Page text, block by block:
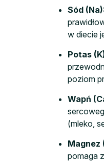
Sód
w diecie
Potas
poziom
Wapń
(mleko,
Magnez
pomaga